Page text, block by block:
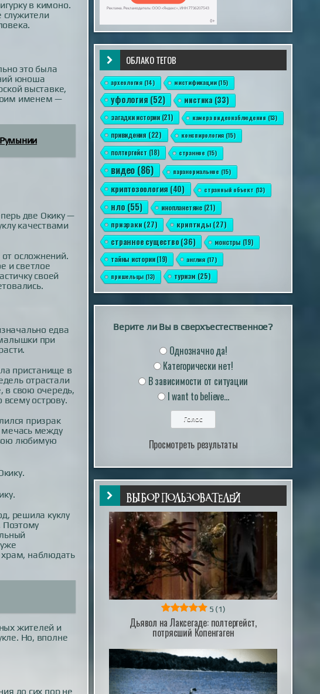
в кимоно.
служители
это была
юноша
выставке,
именем —
две Окику —
качествами
от осложнений.
и светлое
своей
едва
при
пристанище в
отрастали
в свою очередь,
острову.
призрак
мечась между
любимую
решила куклу
Поэтому
наблюдать
жителей и
Но, вполне
до сих пор не
ОБЛАКО ТЕГОВ
археология(14) мистификации(15)
уфология(52) мистика(33)
загадки истории(21) камера видеонаблюдения (13)
привидения (22) конспирология(15)
полтергейст(18) странное(15)
видео(86) паранормальное(15)
криптозоология (40) странный объект(13)
нло(55) инопланетяне(21)
призраки(27) криптиды(27)
странное существо(36) монстры(19)
тайны истории(19) англия(17)
пришельцы(13) туризм(25)
Верите ли Вы в сверхъестественное?
Однозначно да!
Категорически нет!
В зависимости от ситуации
I want to believe...
Просмотреть результаты
ВЫБОР ПОЛЬЗОВАТЕЛЕЙ
5 (1)
Дьявол на Лаксегаде: полтергейст,
потрясший Копенгаген